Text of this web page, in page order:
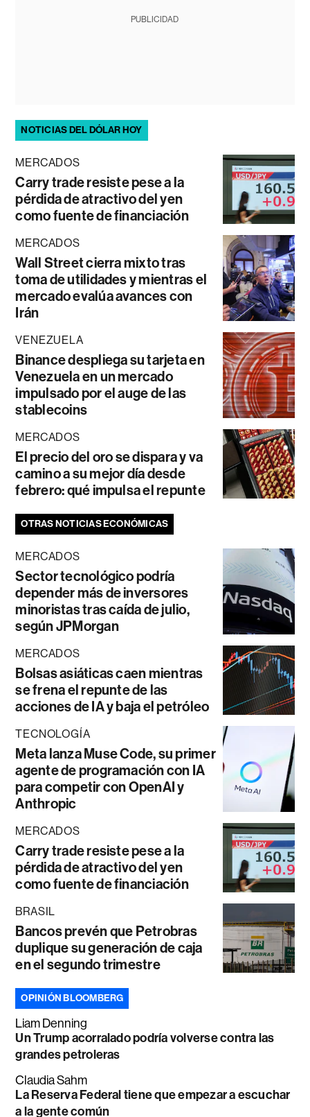
PUBLICIDAD
NOTICIAS DEL DÓLAR HOY
MERCADOS
Carry trade resiste pese a la
pérdida de atractivo del yen
como fuente de financiación
MERCADOS
Wall Street cierra mixto tras
toma de utilidades y mientras el
mercado evalúa avances con
Irán
VENEZUELA
Binance despliega su tarjeta en
Venezuela en un mercado
impulsado por el auge de las
stablecoins
MERCADOS
El precio del oro se dispara y va
camino a su mejor día desde
febrero: qué impulsa el repunte
OTRAS NOTICIAS ECONÓMICAS
MERCADOS
Sector tecnológico podría
depender más de inversores
minoristas tras caída de julio,
según JPMorgan
MERCADOS
Bolsas asiáticas caen mientras
se frena el repunte de las
acciones de IA y baja el petróleo
TECNOLOGÍA
Meta lanza Muse Code, su primer
agente de programación con IA
para competir con OpenAI y
Anthropic
MERCADOS
Carry trade resiste pese a la
pérdida de atractivo del yen
como fuente de financiación
BRASIL
Bancos prevén que Petrobras
duplique su generación de caja
en el segundo trimestre
OPINIÓN BLOOMBERG
Liam Denning
Un Trump acorralado podría volverse contra las
grandes petroleras
Claudia Sahm
La Reserva Federal tiene que empezar a escuchar
a la gente común